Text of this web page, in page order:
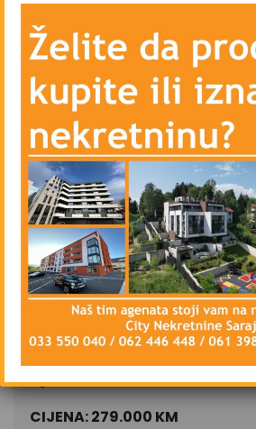
– Kupatilo i odvojen toalet
– Hodnik
– Grijanje na struju – el.konvektori
– Klima uređaj
– Vanjsku PVC stolariju sa
unutrašnju drvenu stolariju
– Blindirana vrata, Interfon
– Priključke telefona, kablovske
interneta
ugradbeni elementi).
CIJENA: 279.000 KM